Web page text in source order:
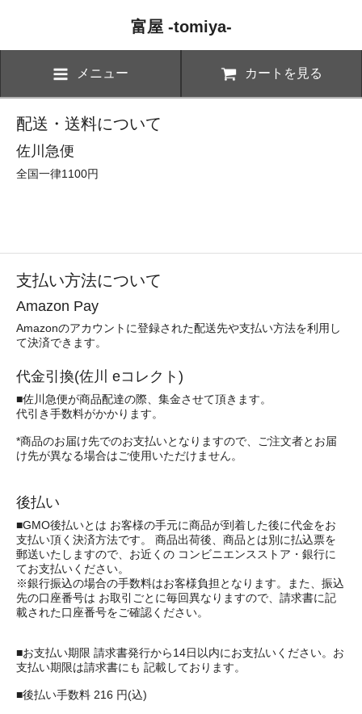
富屋 -tomiya-
メニュー カートを見る
配送・送料について
佐川急便
全国一律1100円
支払い方法について
Amazon Pay
Amazonのアカウントに登録された配送先や支払い方法を利用し
て決済できます。
代金引換(佐川 eコレクト)
■佐川急便が商品配達の際、集金させて頂きます。
代引き手数料がかかります。
*商品のお届け先でのお支払いとなりますので、ご注文者とお届
け先が異なる場合はご使用いただけません。
後払い
■GMO後払いとは お客様の手元に商品が到着した後に代金をお
支払い頂く決済方法です。 商品出荷後、商品とは別に払込票を
郵送いたしますので、お近くの コンビニエンスストア・銀行に
てお支払いください。
※銀行振込の場合の手数料はお客様負担となります。また、振込
先の口座番号は お取引ごとに毎回異なりますので、請求書に記
載された口座番号をご確認ください。
■お支払い期限 請求書発行から14日以内にお支払いください。お
支払い期限は請求書にも 記載しております。
■後払い手数料 216 円(込)